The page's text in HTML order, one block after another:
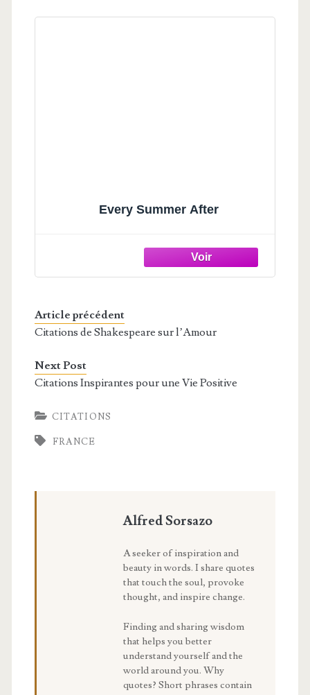
Every Summer After
Article précédent
Citations de Shakespeare sur l’Amour
Next Post
Citations Inspirantes pour une Vie Positive
CITATIONS
FRANCE
Alfred Sorsazo
A seeker of inspiration and
beauty in words. I share quotes
that touch the soul, provoke
thought, and inspire change.
Finding and sharing wisdom
that helps you better
understand yourself and the
world around you. Why
quotes? Short phrases contain